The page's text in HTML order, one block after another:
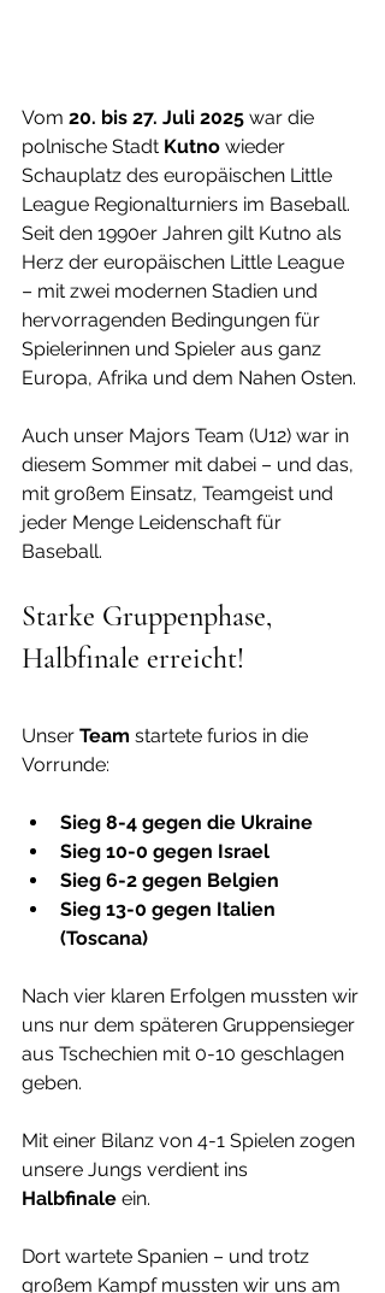
Vom 20. bis 27. Juli 2025 war die
polnische Stadt Kutno wieder
Schauplatz des europäischen Little
League Regionalturniers im Baseball.
Seit den 1990er Jahren gilt Kutno als
Herz der europäischen Little League
– mit zwei modernen Stadien und
hervorragenden Bedingungen für
Spielerinnen und Spieler aus ganz
Europa, Afrika und dem Nahen Osten.
Auch unser Majors Team (U12) war in
diesem Sommer mit dabei – und das,
mit großem Einsatz, Teamgeist und
jeder Menge Leidenschaft für
Baseball.
Starke Gruppenphase,
Halbfinale erreicht!
Unser Team startete furios in die
Vorrunde:
Sieg 8-4 gegen die Ukraine
Sieg 10-0 gegen Israel
Sieg 6-2 gegen Belgien
Sieg 13-0 gegen Italien
(Toscana)
Nach vier klaren Erfolgen mussten wir
uns nur dem späteren Gruppensieger
aus Tschechien mit 0-10 geschlagen
geben.
Mit einer Bilanz von 4-1 Spielen zogen
unsere Jungs verdient ins
Halbfinale ein.
Dort wartete Spanien – und trotz
großem Kampf mussten wir uns am